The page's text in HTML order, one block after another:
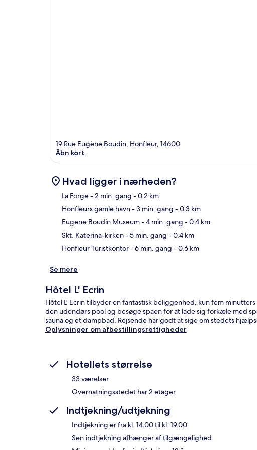
19 Rue Eugène Boudin, Honfleur, 14600
Åbn kort
Hvad ligger i nærheden?
La Forge- 2 min. gang - 0.2 km
Honfleurs gamle havn- 3 min. gang - 0.3 km
Eugene Boudin Museum- 4 min. gang - 0.4 km
Skt. Katerina-kirken- 5 min. gang - 0.4 km
Honfleur Turistkontor- 6 min. gang - 0.6 km
Se mere
Hôtel L' Ecrin
Hôtel L' Ecrin tilbyder en fantastisk beliggenhed, kun fem
den udendørs pool og besøge spaen for at lade sig forkæle med
sauna og et dampbad. Rejsende har godt at sige om stedets
Oplysninger om afbestillingsrettigheder
Hotellets størrelse
33 værelser
Overnatningsstedet har 2 etager
Indtjekning/udtjekning
Indtjekning er fra kl. 14.00 til kl. 19.00
Sen indtjekning afhænger af tilgængelighed